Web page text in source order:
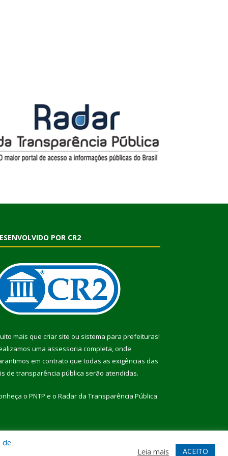
POR CR2
mais que criar site ou sistema para prefeituras!
uma assessoria completa, onde
em contrato que todas as exigências das
de transparência pública serão atendidas.
o PNTP e o Radar da Transparência Pública
Acessar Webmail
de
Leia mais ACEITO